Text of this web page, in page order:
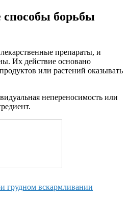
борьбы
препараты, и
Их действие основано
или растений оказывать
непереносимость или
грудном вскармливании